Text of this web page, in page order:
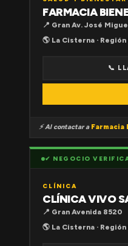
FARMACIA
📍 Gran Av. José
🌎 La Cisterna ·
📞
⚡ Al contactar a Farmacia
✔ NEGOCIO
CLÍNICA
CLÍNICA VIVO
📍 Gran Avenida 8520
🌎 La Cisterna ·